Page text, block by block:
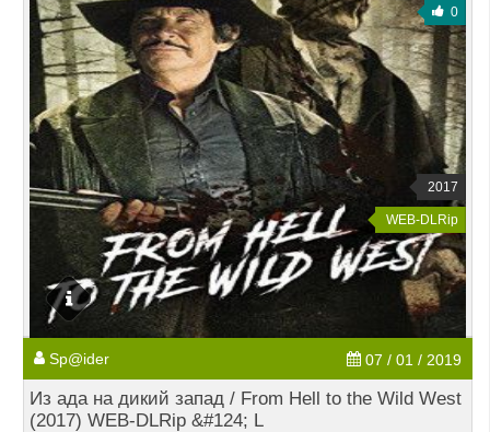
0
2017
WEB-DLRip
Sp@ider 07 / 01 / 2019
Из ада на дикий запад / From Hell to the Wild West
(2017) WEB-DLRip &#124; L